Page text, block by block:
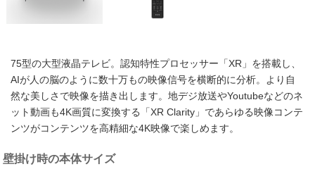
75型の大型液晶テレビ。認知特性プロセッサー「XR」を搭載し、
AIが人の脳のように数十万もの映像信号を横断的に分析。より自
然な美しさで映像を描き出します。地デジ放送やYoutubeなどのネ
ット動画も4K画質に変換する「XR Clarity」であらゆる映像コンテ
ンツがコンテンツを高精細な4K映像で楽しめます。
壁掛け時の本体サイズ